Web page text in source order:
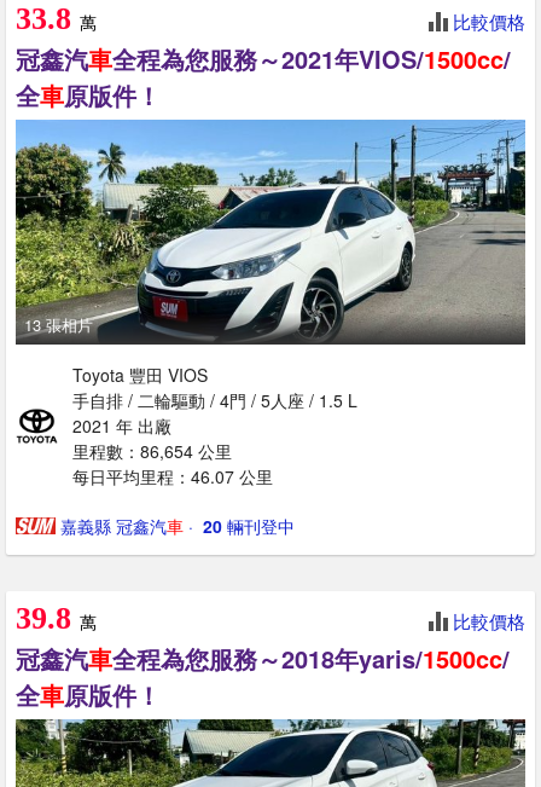
33.8 萬 比較價格
冠鑫汽車全程為您服務～2021年VIOS/1500cc/
全車原版件！
13 張相片
Toyota 豐田 VIOS
手自排 / 二輪驅動 / 4門 / 5人座 / 1.5 L
2021 年 出廠
里程數：86,654 公里
每日平均里程：46.07 公里
嘉義縣 冠鑫汽車 · ‎ 20 輛刊登中
39.8 萬 比較價格
冠鑫汽車全程為您服務～2018年yaris/1500cc/
全車原版件！